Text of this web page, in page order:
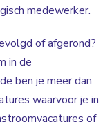
medewerker.
of afgerond?
in de
ben je meer dan
waarvoor je in
of